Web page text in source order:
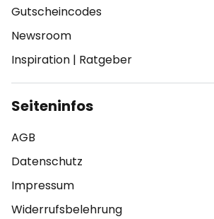
Gutscheincodes
Newsroom
Inspiration | Ratgeber
Seiteninfos
AGB
Datenschutz
Impressum
Widerrufsbelehrung